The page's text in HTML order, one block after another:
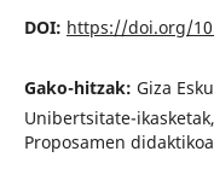
DOI: https://doi.org/
Gako-hitzak: Giza
Unibertsitate-
Proposamen